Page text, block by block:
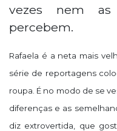
vezes nem as
percebem.
Rafaela é a neta mais
série de reportagens
roupa. É no modo de se
diferenças e as
diz extrovertida, que